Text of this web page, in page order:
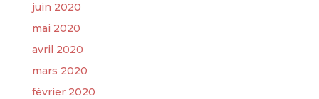
juin 2020
mai 2020
avril 2020
mars 2020
février 2020